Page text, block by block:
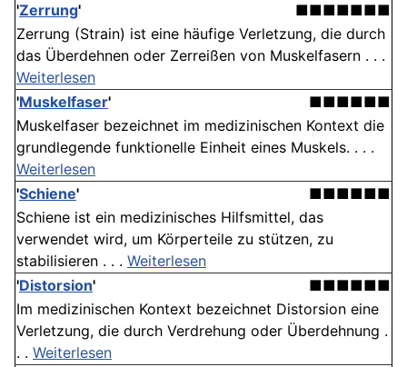
'Zerrung'
■■■■■■■
Zerrung (Strain) ist eine häufige Verletzung, die durch
das Überdehnen oder Zerreißen von Muskelfasern . . .
Weiterlesen
'Muskelfaser'
■■■■■■
Muskelfaser bezeichnet im medizinischen Kontext die
grundlegende funktionelle Einheit eines Muskels. . . .
Weiterlesen
'Schiene'
■■■■■■
Schiene ist ein medizinisches Hilfsmittel, das
verwendet wird, um Körperteile zu stützen, zu
stabilisieren . . . Weiterlesen
'Distorsion'
■■■■■■
Im medizinischen Kontext bezeichnet Distorsion eine
Verletzung, die durch Verdrehung oder Überdehnung .
. . Weiterlesen